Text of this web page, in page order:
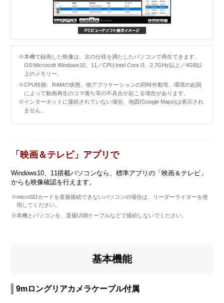
※本機で録画した映像は、次の仕様を満たしたパソコンで再生できます。
OS:Microsoft Windows10、11／CPU:Intel Core i3、2.7GHz以上／4GB以
上のメモリー。
※CPU性能、RAMの状態、他アプリケーションの同時作動等、環境の起因
によって動画再生のコマ落ち等の不具合が起こる場合があります。
※インターネットに接続されていない場合、地図(Google Maps)は表示され
ません。
「映画＆テレビ」アプリで
Windows10、11搭載パソコンなら、標準アプリの「映画＆テレビ」
からも映像確認を行えます。
※microSDカードを直接接続できないパソコンの場合は、リーダーライターを使
用してください。
※本機とパソコンを、直接USBケーブルなどで接続しないでください。
基本機能
9mロングリアカメラケーブル付属